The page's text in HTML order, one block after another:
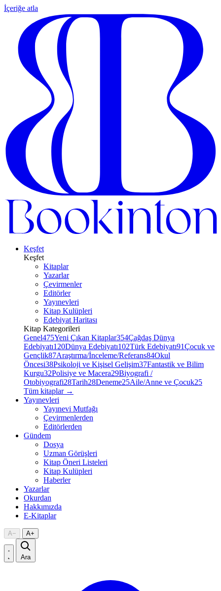
İçeriğe atla
Keşfet
Keşfet
Kitaplar
Yazarlar
Çevirmenler
Editörler
Yayınevleri
Kitap Kulüpleri
Edebiyat Haritası
Kitap Kategorileri
Genel475Yeni Çıkan Kitaplar354Çağdaş Dünya
Edebiyatı120Dünya Edebiyatı102Türk Edebiyatı91Çocuk ve
Gençlik87Araştırma/İnceleme/Referans84Okul
Öncesi38Psikoloji ve Kişisel Gelişim37Fantastik ve Bilim
Kurgu32Polisiye ve Macera29Biyografi /
Otobiyografi28Tarih28Deneme25Aile/Anne ve Çocuk25
Tüm kitaplar →
Yayınevleri
Yayınevi Mutfağı
Çevirmenlerden
Editörlerden
Gündem
Dosya
Uzman Görüşleri
Kitap Öneri Listeleri
Kitap Kulüpleri
Haberler
Yazarlar
Okurdan
Hakkımızda
E-Kitaplar
A− A+
Ara